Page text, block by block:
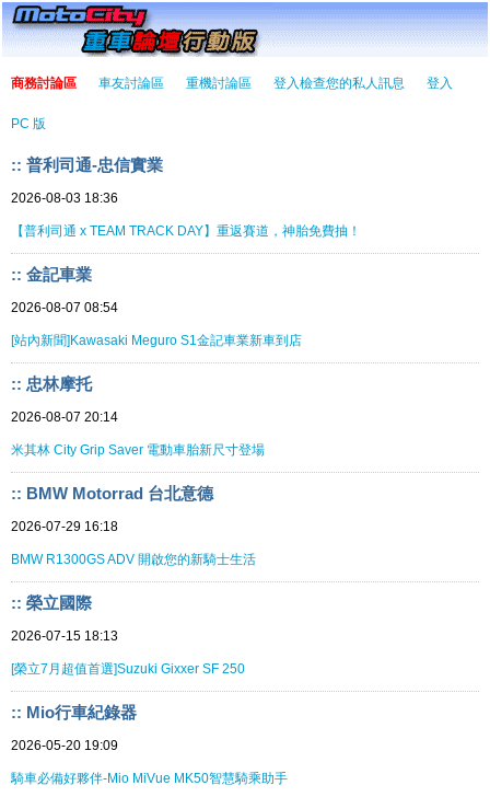
商務討論區 車友討論區 重機討論區 登入檢查您的私人訊息 登入
PC 版
:: 普利司通-忠信實業
2026-08-03 18:36
【普利司通 x TEAM TRACK DAY】重返賽道，神胎免費抽！
:: 金記車業
2026-08-07 08:54
[站內新聞]Kawasaki Meguro S1金記車業新車到店
:: 忠林摩托
2026-08-07 20:14
米其林 City Grip Saver 電動車胎新尺寸登場
:: BMW Motorrad 台北意德
2026-07-29 16:18
BMW R1300GS ADV 開啟您的新騎士生活
:: 榮立國際
2026-07-15 18:13
[榮立7月超值首選]Suzuki Gixxer SF 250
:: Mio行車紀錄器
2026-05-20 19:09
騎車必備好夥伴-Mio MiVue MK50智慧騎乘助手